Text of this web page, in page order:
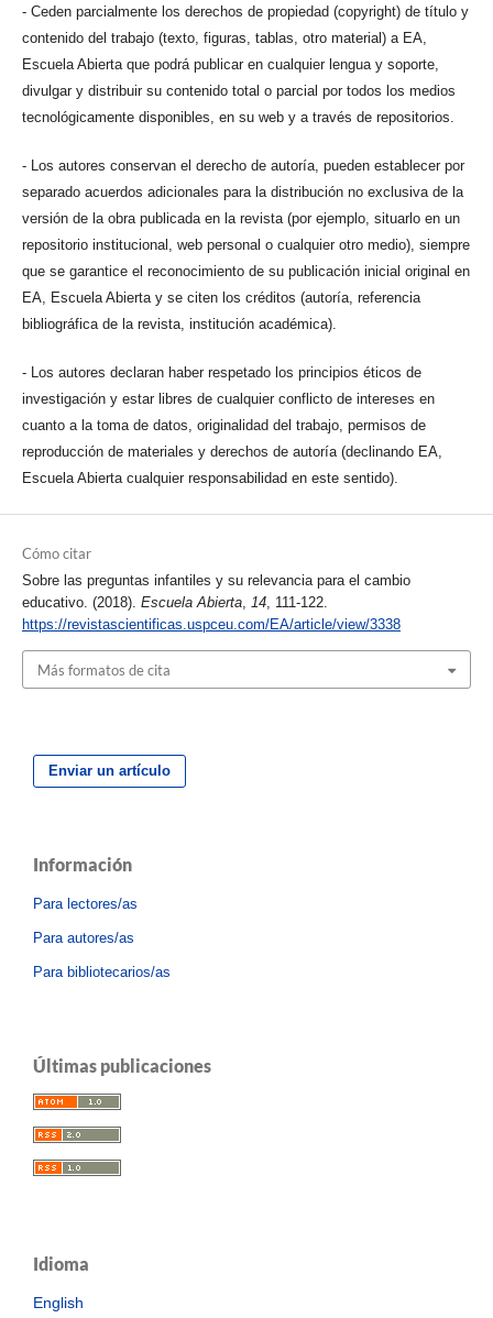
- Ceden parcialmente los derechos de propiedad (copyright) de título y
contenido del trabajo (texto, figuras, tablas, otro material) a EA,
Escuela Abierta que podrá publicar en cualquier lengua y soporte,
divulgar y distribuir su contenido total o parcial por todos los medios
tecnológicamente disponibles, en su web y a través de repositorios.
- Los autores conservan el derecho de autoría, pueden establecer por
separado acuerdos adicionales para la distribución no exclusiva de la
versión de la obra publicada en la revista (por ejemplo, situarlo en un
repositorio institucional, web personal o cualquier otro medio), siempre
que se garantice el reconocimiento de su publicación inicial original en
EA, Escuela Abierta y se citen los créditos (autoría, referencia
bibliográfica de la revista, institución académica).
- Los autores declaran haber respetado los principios éticos de
investigación y estar libres de cualquier conflicto de intereses en
cuanto a la toma de datos, originalidad del trabajo, permisos de
reproducción de materiales y derechos de autoría (declinando EA,
Escuela Abierta cualquier responsabilidad en este sentido).
Cómo citar
Sobre las preguntas infantiles y su relevancia para el cambio
educativo. (2018). Escuela Abierta, 14, 111-122.
https://revistascientificas.uspceu.com/EA/article/view/3338
Más formatos de cita
Enviar un artículo
Información
Para lectores/as
Para autores/as
Para bibliotecarios/as
Últimas publicaciones
Idioma
English